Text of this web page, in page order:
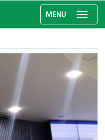
MENU